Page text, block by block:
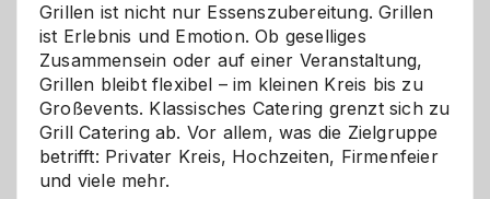
Grillen ist nicht nur Essenszubereitung. Grillen
ist Erlebnis und Emotion. Ob geselliges
Zusammensein oder auf einer Veranstaltung,
Grillen bleibt flexibel – im kleinen Kreis bis zu
Großevents. Klassisches Catering grenzt sich zu
Grill Catering ab. Vor allem, was die Zielgruppe
betrifft: Privater Kreis, Hochzeiten, Firmenfeier
und viele mehr.